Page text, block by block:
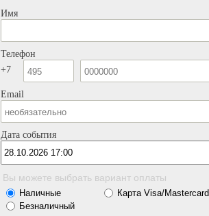
Имя
Телефон
+7
Email
Дата события
Вы можете выбрать вариант оплаты
Наличные Карта Visa/Mastercard
Безналичный